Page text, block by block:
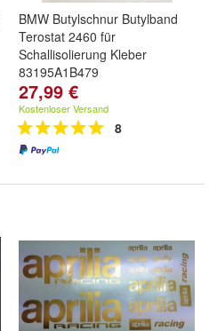
BMW Butylschnur Butylband
Terostat 2460 für
Schallisolierung Kleber
83195A1B479
27,99 €
Kostenloser Versand
8